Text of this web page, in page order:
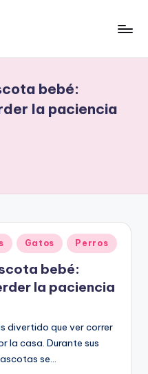
bebé:
la paciencia
Gatos Perros
bebé:
la paciencia
divertido que ver correr
la casa. Durante sus
se…